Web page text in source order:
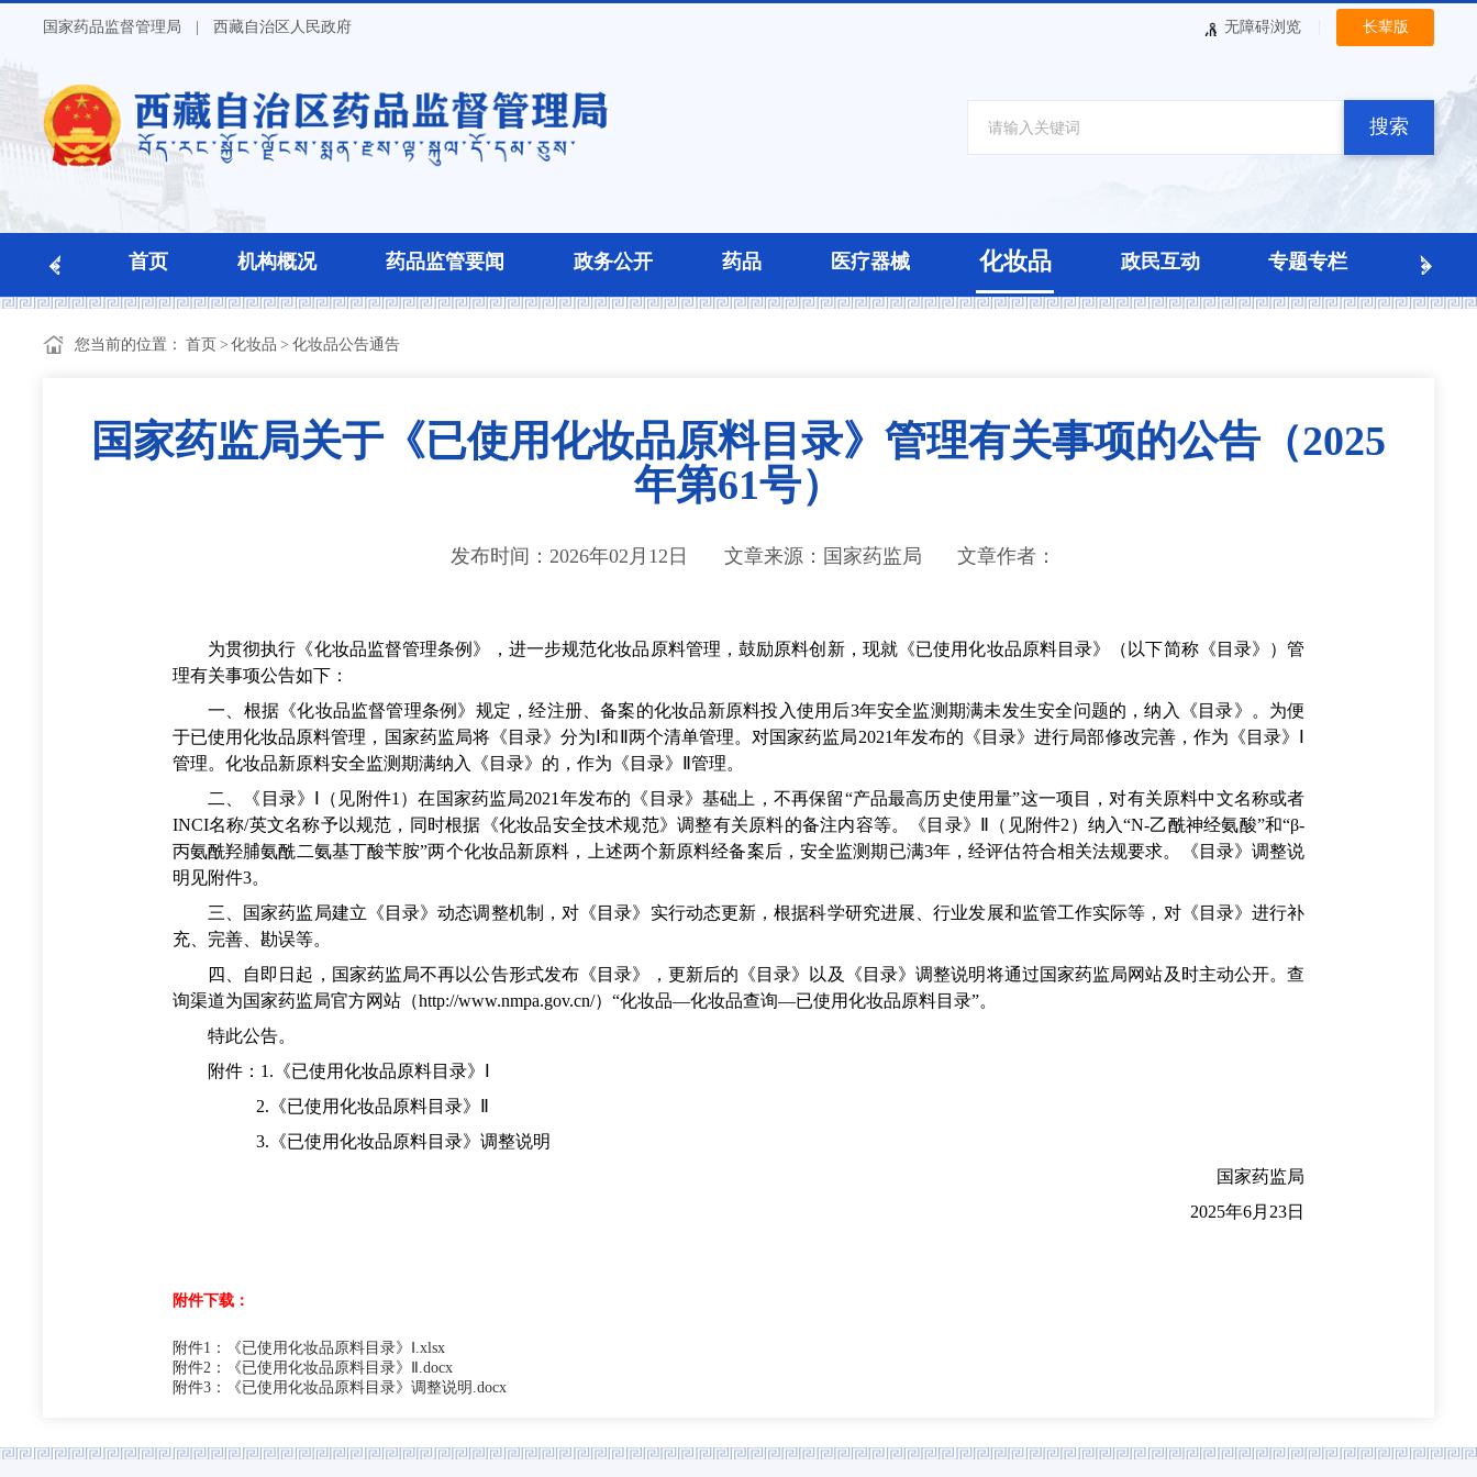
国家药品监督管理局 | 西藏自治区人民政府 无障碍浏览 长辈版
搜索
首页 机构概况 药品监管要闻 政务公开 药品 医疗器械 化妆品 政民互动 专题专栏
您当前的位置： 首页 > 化妆品 > 化妆品公告通告
国家药监局关于《已使用化妆品原料目录》管理有关事项的公告（2025
年第61号）
发布时间：2026年02月12日 文章来源：国家药监局 文章作者：
为贯彻执行《化妆品监督管理条例》，进一步规范化妆品原料管理，鼓励原料创新，现就《已使用化妆品原料目录》（以下简称《目录》）管
理有关事项公告如下：
一、根据《化妆品监督管理条例》规定，经注册、备案的化妆品新原料投入使用后3年安全监测期满未发生安全问题的，纳入《目录》。为便
于已使用化妆品原料管理，国家药监局将《目录》分为Ⅰ和Ⅱ两个清单管理。对国家药监局2021年发布的《目录》进行局部修改完善，作为《目录》Ⅰ
管理。化妆品新原料安全监测期满纳入《目录》的，作为《目录》Ⅱ管理。
二、《目录》Ⅰ（见附件1）在国家药监局2021年发布的《目录》基础上，不再保留“产品最高历史使用量”这一项目，对有关原料中文名称或者
INCI名称/英文名称予以规范，同时根据《化妆品安全技术规范》调整有关原料的备注内容等。《目录》Ⅱ（见附件2）纳入“N-乙酰神经氨酸”和“β-
丙氨酰羟脯氨酰二氨基丁酸苄胺”两个化妆品新原料，上述两个新原料经备案后，安全监测期已满3年，经评估符合相关法规要求。《目录》调整说
明见附件3。
三、国家药监局建立《目录》动态调整机制，对《目录》实行动态更新，根据科学研究进展、行业发展和监管工作实际等，对《目录》进行补
充、完善、勘误等。
四、自即日起，国家药监局不再以公告形式发布《目录》，更新后的《目录》以及《目录》调整说明将通过国家药监局网站及时主动公开。查
询渠道为国家药监局官方网站（http://www.nmpa.gov.cn/）“化妆品—化妆品查询—已使用化妆品原料目录”。
特此公告。
附件：1.《已使用化妆品原料目录》Ⅰ
2.《已使用化妆品原料目录》Ⅱ
3.《已使用化妆品原料目录》调整说明
国家药监局
2025年6月23日
附件下载：
附件1：《已使用化妆品原料目录》Ⅰ.xlsx
附件2：《已使用化妆品原料目录》Ⅱ.docx
附件3：《已使用化妆品原料目录》调整说明.docx